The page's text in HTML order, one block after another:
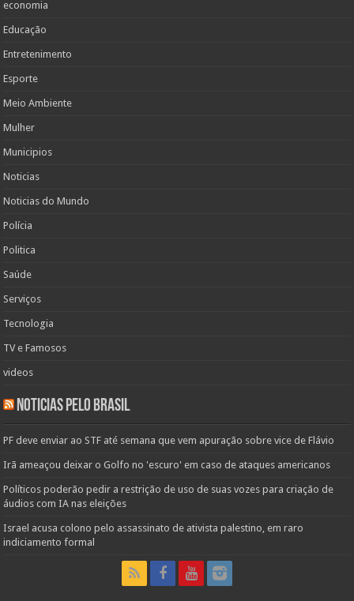
economia
Educação
Entretenimento
Esporte
Meio Ambiente
Mulher
Municipios
Noticias
Noticias do Mundo
Polícia
Politica
Saúde
Serviços
Tecnologia
TV e Famosos
videos
Noticias pelo Brasil
PF deve enviar ao STF até semana que vem apuração sobre vice de Flávio
Irã ameaçou deixar o Golfo no 'escuro' em caso de ataques americanos
Políticos poderão pedir a restrição de uso de suas vozes para criação de
áudios com IA nas eleições
Israel acusa colono pelo assassinato de ativista palestino, em raro
indiciamento formal